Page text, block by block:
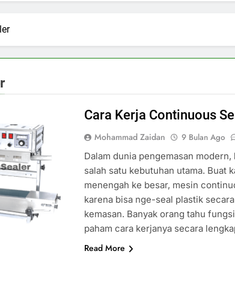
Cara Kerja Continuous
Mohammad Zaidan 9 Bulan Ago
Dalam dunia pengemasan
salah satu kebutuhan utama. Buat
menengah ke besar, mesin
karena bisa nge-seal plastik
kemasan. Banyak orang tahu
paham cara kerjanya secara
Read More